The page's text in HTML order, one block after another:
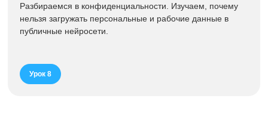
Разбираемся в конфиденциальности. Изучаем, почему
нельзя загружать персональные и рабочие данные в
публичные нейросети.
Урок 8